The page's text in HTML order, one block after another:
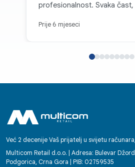
profesionalnost. Svaka čast,
Prije 6 mjeseci
Već 2 decenije Vaš prijatelj u svijetu
Multicom Retail d.o.o. | Adresa: Bulevar
Podgorica, Crna Gora | PIB: 02759535